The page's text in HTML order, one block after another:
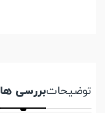
توضیحاتبررسی ها